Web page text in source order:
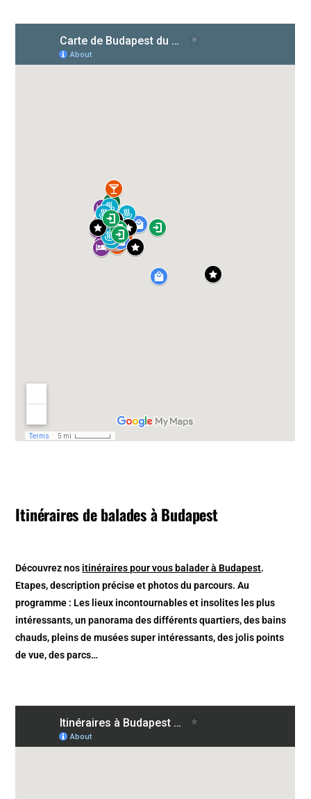
Itinéraires de balades à Budapest
Découvrez nos itinéraires pour vous balader à Budapest.
Etapes, description précise et photos du parcours. Au
programme : Les lieux incontournables et insolites les plus
intéressants, un panorama des différents quartiers, des bains
chauds, pleins de musées super intéressants, des jolis points
de vue, des parcs…